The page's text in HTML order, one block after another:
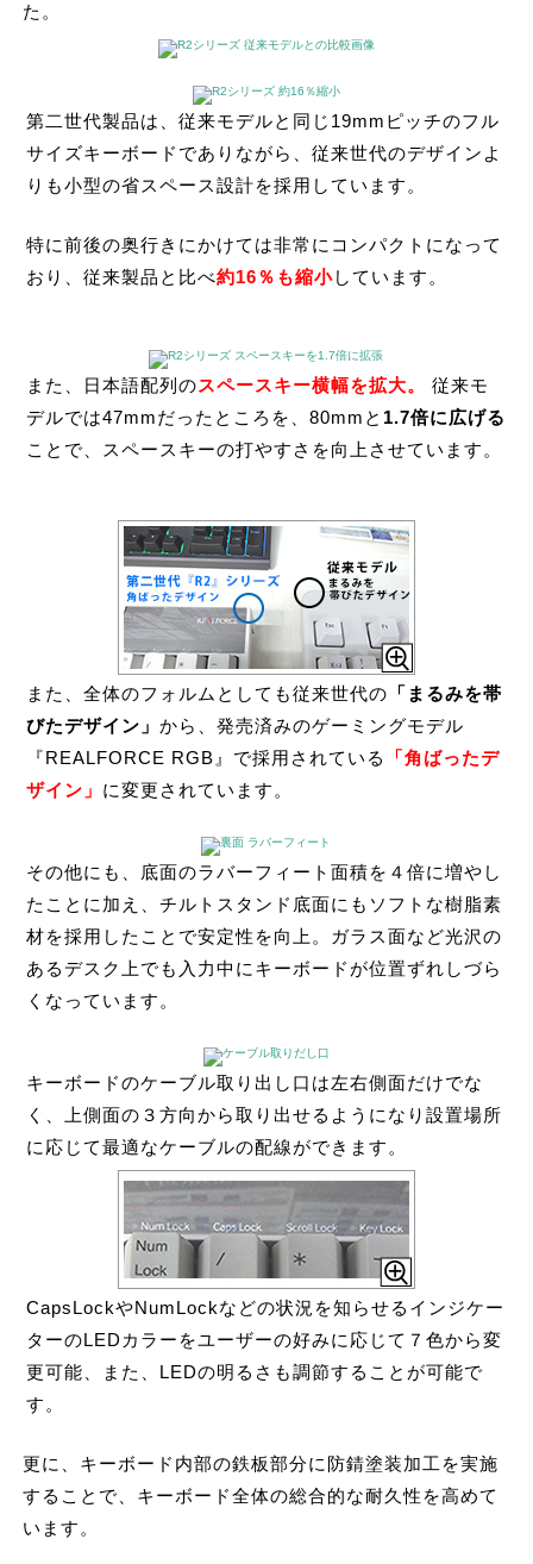
た。
第二世代製品は、従来モデルと同じ19mmピッチのフル
サイズキーボードでありながら、従来世代のデザインよ
りも小型の省スペース設計を採用しています。
特に前後の奥行きにかけては非常にコンパクトになって
おり、従来製品と比べ約16％も縮小しています。
また、日本語配列のスペースキー横幅を拡大。
従来モ
デルでは47mmだったところを、80mmと 1.7倍に広げる
ことで、スペースキーの打やすさを向上させています。
また、全体のフォルムとしても従来世代の 「まるみを帯
びたデザイン」から、発売済みのゲーミングモデル
『REALFORCE RGB』で採用されている
「角ばったデ
ザイン」 に変更されています。
その他にも、底面のラバーフィート面積を４倍に増やし
たことに加え、チルトスタンド底面にもソフトな樹脂素
材を採用したことで安定性を向上。ガラス面など光沢の
あるデスク上でも入力中にキーボードが位置ずれしづら
くなっています。
キーボードのケーブル取り出し口は左右側面だけでな
く、上側面の３方向から取り出せるようになり設置場所
に応じて最適なケーブルの配線ができます。
CapsLockやNumLockなどの状況を知らせるインジケー
ターのLEDカラーをユーザーの好みに応じて７色から変
更可能、また、LEDの明るさも調節することが可能で
す。
更に、キーボード内部の鉄板部分に防錆塗装加工を実施
することで、キーボード全体の総合的な耐久性を高めて
います。